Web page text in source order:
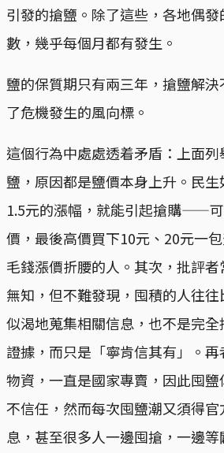
引發的搶鹽。除了這些，各地偶
數，幾乎每個月都有發生。
鹽的保質期只有兩三年，搶鹽解
了危機發生的風向標。
這個行為中處處透着矛盾：上面
鹽，原因都是鹽價本身上升。民
1.5元的漲幅，就能引起搶購——
價，最後高價買下10元、20元一
毛錢漲價折腰的人。其次，批評
無知，但不難發現，囤積的人往
似渴地蒐集相關信息，也不是完
證據，而只是「寧肯信其有」。
物資，一直是國家專賣，因此囤
不信任，然而每次囤鹽潮又須得
息，甚至很多人一邊囤搶，一邊